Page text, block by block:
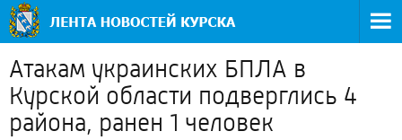
Атакам украинских БПЛА в
Курской области подверглись 4
района, ранен 1 человек